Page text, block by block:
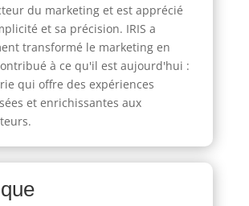
du marketing et est apprécié
et sa précision. IRIS a
transformé le marketing en
à ce qu'il est aujourd'hui :
qui offre des expériences
et enrichissantes aux